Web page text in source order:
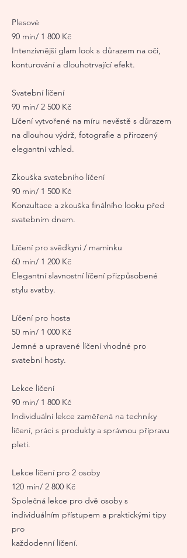
Plesové
90 min/ 1 800 Kč
Intenzivnější glam look s důrazem na oči,
konturování a dlouhotrvající efekt.
Svatební líčení
90 min/ 2 500 Kč
Líčení vytvořené na míru nevěstě s důrazem
na dlouhou výdrž, fotografie a přirozený
elegantní vzhled.
Zkouška svatebního líčení
90 min/ 1 500 Kč
Konzultace a zkouška finálního looku před
svatebním dnem.
Líčení pro svědkyni / maminku
60 min/ 1 200 Kč
Elegantní slavnostní líčení přizpůsobené
stylu svatby.
Líčení pro hosta
50 min/ 1 000 Kč
Jemné a upravené líčení vhodné pro
svatební hosty.
Lekce líčení
90 min/ 1 800 Kč
Individuální lekce zaměřená na techniky
líčení, práci s produkty a správnou přípravu
pleti.
Lekce líčení pro 2 osoby
120 min/ 2 800 Kč
Společná lekce pro dvě osoby s
individuálním přístupem a praktickými tipy
pro
každodenní líčení.